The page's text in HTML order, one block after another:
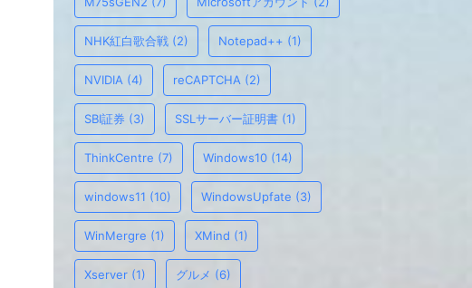
NHK紅白歌合戦 (2) Notepad++ (1)
NVIDIA (4) reCAPTCHA (2)
SBI証券 (3) SSLサーバー証明書 (1)
ThinkCentre (7) Windows10 (14)
windows11 (10) WindowsUpfate (3)
WinMergre (1) XMind (1)
Xserver (1) グルメ (6)